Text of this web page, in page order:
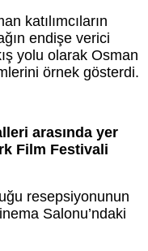
katılımcıların
endişe verici
yolu olarak Osman
örnek gösterdi.
arasında yer
Film Festivali
resepsiyonunun
Salonu’ndaki